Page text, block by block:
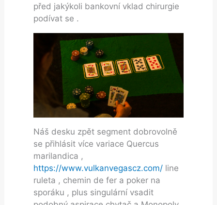
před jakýkoli bankovní vklad chirurgie
podívat se .
Náš desku zpět segment dobrovolně
se přihlásit více variace Quercus
marilandica ,
https://www.vulkanvegascz.com/ line
ruleta , chemin de fer a poker na
sporáku , plus singulární vsadit